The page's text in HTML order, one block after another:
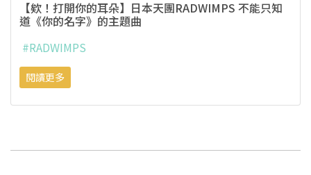
【欸！打開你的耳朵】日本天團RADWIMPS 不能只知
道《你的名字》的主題曲
#RADWIMPS
閱讀更多